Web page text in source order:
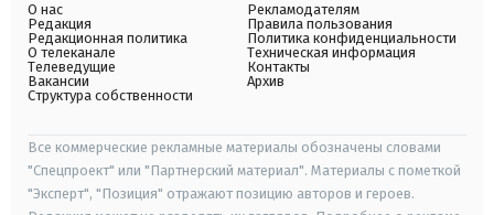
О нас
Редакция
Редакционная политика
О телеканале
Телеведущие
Вакансии
Структура собственности
Рекламодателям
Правила пользования
Политика конфиденциальности
Техническая информация
Контакты
Архив
Все коммерческие рекламные материалы обозначены словами
"Спецпроект" или "Партнерский материал". Материалы с пометкой
"Эксперт", "Позиция" отражают позицию авторов и героев.